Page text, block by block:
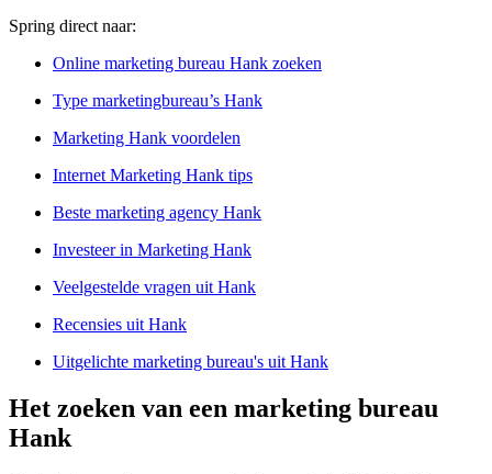
Spring direct naar:
Online marketing bureau Hank zoeken
Type marketingbureau’s Hank
Marketing Hank voordelen
Internet Marketing Hank tips
Beste marketing agency Hank
Investeer in Marketing Hank
Veelgestelde vragen uit Hank
Recensies uit Hank
Uitgelichte marketing bureau's uit Hank
Het zoeken van een marketing bureau
Hank